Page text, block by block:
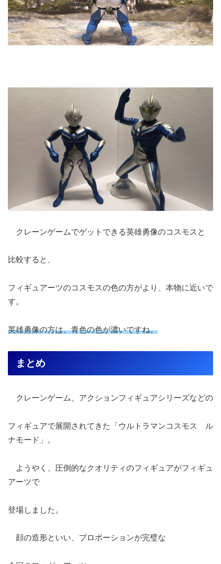
クレーンゲームでゲットできる英雄勇像のコスモスと
比較すると、
フィギュアーツのコスモスの色の方がより、本物に近いで
す。
英雄勇像の方は、青色の色が濃いですね。
まとめ
クレーンゲーム、アクションフィギュアシリーズなどの
フィギュアで展開されてきた「ウルトラマンコスモス ル
ナモード」。
ようやく、圧倒的なクオリティのフィギュアがフィギュ
アーツで
登場しました。
顔の造形といい、プロポーションが完璧な